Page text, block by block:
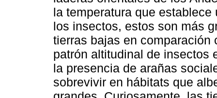
la temperatura que
los insectos, estos son más
tierras bajas en
patrón altitudinal de insectos
la presencia de arañas
sobrevivir en hábitats que